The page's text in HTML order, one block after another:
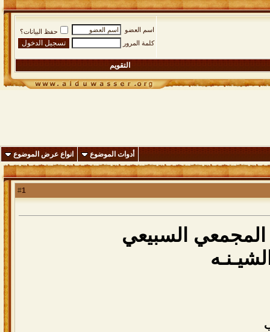
اسم العضو
حفظ البيانات؟
كلمة المرور
التقويم
أدوات الموضوع انواع عرض الموضوع
1
السبيعي